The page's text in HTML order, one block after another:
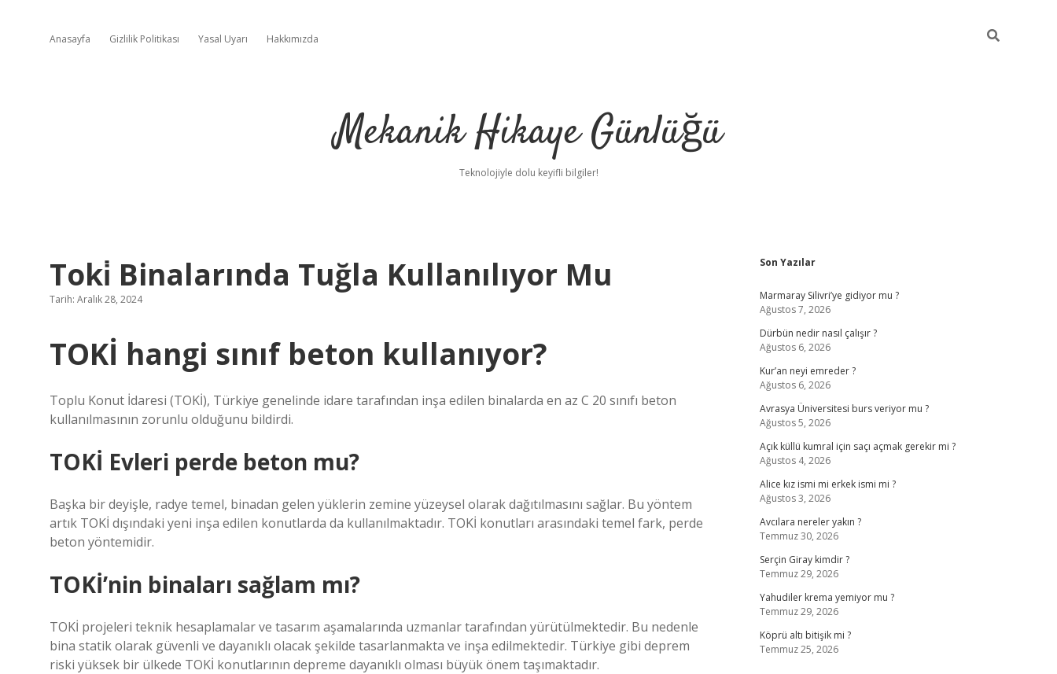
Anasayfa Gizlilik Politikası Yasal Uyarı Hakkımızda
Mekanik Hikaye Günlüğü
Teknolojiyle dolu keyifli bilgiler!
Toki̇ Binalarında Tuğla Kullanılıyor Mu
Tarih: Aralık 28, 2024
TOKİ hangi sınıf beton kullanıyor?
Toplu Konut İdaresi (TOKİ), Türkiye genelinde idare tarafından inşa edilen binalarda en az C 20 sınıfı beton
kullanılmasının zorunlu olduğunu bildirdi.
TOKİ Evleri perde beton mu?
Başka bir deyişle, radye temel, binadan gelen yüklerin zemine yüzeysel olarak dağıtılmasını sağlar. Bu yöntem
artık TOKİ dışındaki yeni inşa edilen konutlarda da kullanılmaktadır. TOKİ konutları arasındaki temel fark, perde
beton yöntemidir.
TOKİ’nin binaları sağlam mı?
TOKİ projeleri teknik hesaplamalar ve tasarım aşamalarında uzmanlar tarafından yürütülmektedir. Bu nedenle
bina statik olarak güvenli ve dayanıklı olacak şekilde tasarlanmakta ve inşa edilmektedir. Türkiye gibi deprem
riski yüksek bir ülkede TOKİ konutlarının depreme dayanıklı olması büyük önem taşımaktadır.
Sidebar
Son Yazılar
Marmaray Silivri’ye gidiyor mu ?
Ağustos 7, 2026
Dürbün nedir nasıl çalışır ?
Ağustos 6, 2026
Kur’an neyi emreder ?
Ağustos 6, 2026
Avrasya Üniversitesi burs veriyor mu ?
Ağustos 5, 2026
Açık küllü kumral için saçı açmak gerekir mi ?
Ağustos 4, 2026
Alice kız ismi mi erkek ismi mi ?
Ağustos 3, 2026
Avcılara nereler yakın ?
Temmuz 30, 2026
Serçin Giray kimdir ?
Temmuz 29, 2026
Yahudiler krema yemiyor mu ?
Temmuz 29, 2026
Köprü altı bitişik mi ?
Temmuz 25, 2026